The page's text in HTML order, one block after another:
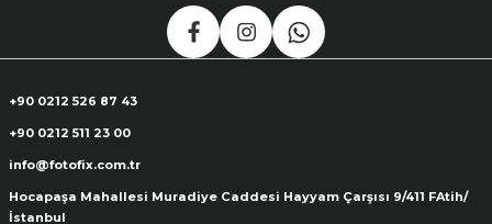
+90 0212 526 87 43
+90 0212 511 23 00
info@fotofix.com.tr
Hocapaşa Mahallesi Muradiye Caddesi Hayyam Çarşısı 9/411 FAtih/
İstanbul